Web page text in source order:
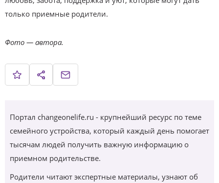
только приемные родители.
Фото — автора.
Портал changeonelife.ru - крупнейший ресурс по теме
семейного устройства, который каждый день помогает
тысячам людей получить важную информацию о
приемном родительстве.
Родители читают экспертные материалы, узнают об